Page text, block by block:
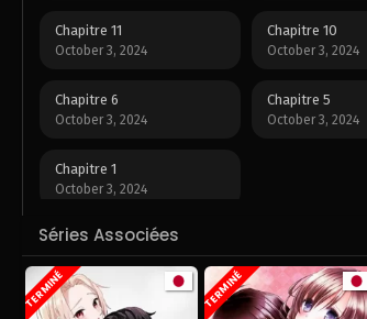
Chapitre 11
October 3, 2024
Chapitre 10
October 3, 2024
Chapitre 6
October 3, 2024
Chapitre 5
October 3, 2024
Chapitre 1
October 3, 2024
Séries Associées
TERMINÉ TERMINÉ